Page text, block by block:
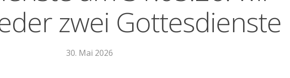
zwei Gottesdienste
30. Mai 2026